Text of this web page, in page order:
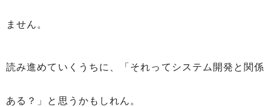
ません。
読み進めていくうちに、「それってシステム開発と関係
ある？」と思うかもしれん。